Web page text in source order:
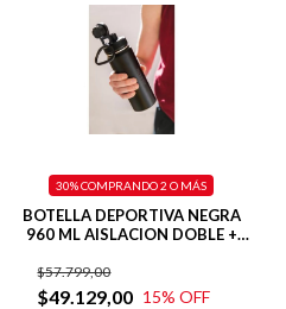
BOTELLA DEPORTIVA NEGRA
960 ML AISLACION DOBLE +
$49.129,00
$57.799,00
15% OFF
30%COMPRANDO 2 O MÁS